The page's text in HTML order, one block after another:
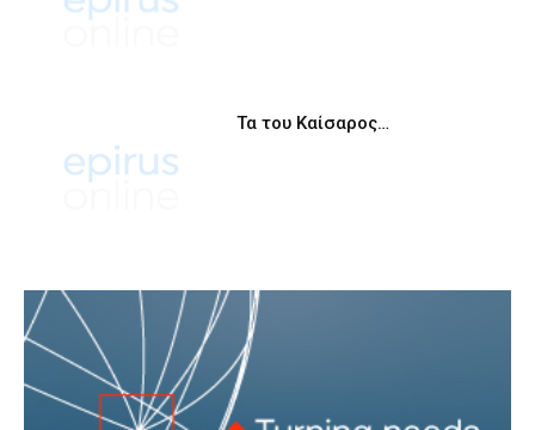
Τα του Καίσαρος…